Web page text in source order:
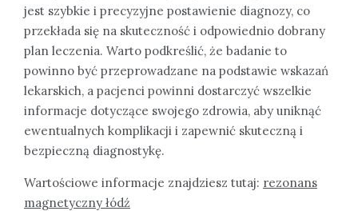
jest szybkie i precyzyjne postawienie diagnozy, co
przekłada się na skuteczność i odpowiednio dobrany
plan leczenia. Warto podkreślić, że badanie to
powinno być przeprowadzane na podstawie wskazań
lekarskich, a pacjenci powinni dostarczyć wszelkie
informacje dotyczące swojego zdrowia, aby uniknąć
ewentualnych komplikacji i zapewnić skuteczną i
bezpieczną diagnostykę.
Wartościowe informacje znajdziesz tutaj: rezonans
magnetyczny łódź